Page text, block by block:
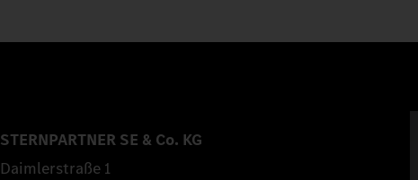
STERNPARTNER SE & Co. KG
Daimlerstraße 1